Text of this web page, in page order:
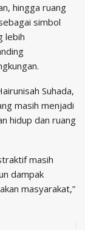
hingga ruang
simbol
lebih
Suhada,
masih menjadi
hidup dan ruang
masih
dampak
masyarakat,”